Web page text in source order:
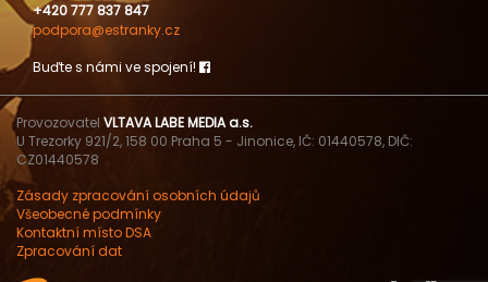
+420 777 837 847
podpora@estranky.cz
Buďte s námi ve spojení!
Provozovatel VLTAVA LABE MEDIA a.s.
U Trezorky 921/2, 158 00 Praha 5 - Jinonice, IČ: 01440578, DIČ:
CZ01440578
Zásady zpracování osobních údajů
Všeobecné podmínky
Kontaktní místo DSA
Zpracování dat